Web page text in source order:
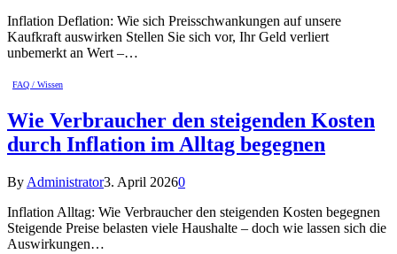
Inflation Deflation: Wie sich Preisschwankungen auf unsere
Kaufkraft auswirken Stellen Sie sich vor, Ihr Geld verliert
unbemerkt an Wert –…
FAQ / Wissen
Wie Verbraucher den steigenden Kosten
durch Inflation im Alltag begegnen
By Administrator3. April 20260
Inflation Alltag: Wie Verbraucher den steigenden Kosten begegnen
Steigende Preise belasten viele Haushalte – doch wie lassen sich die
Auswirkungen…